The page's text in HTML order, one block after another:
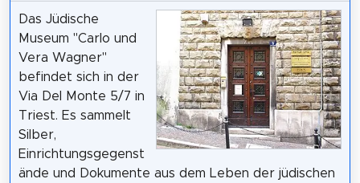
Das Jüdische
Museum "Carlo und
Vera Wagner"
befindet sich in der
Via Del Monte 5/7 in
Triest. Es sammelt
Silber,
Einrichtungsgegenst
ände und Dokumente aus dem Leben der jüdischen